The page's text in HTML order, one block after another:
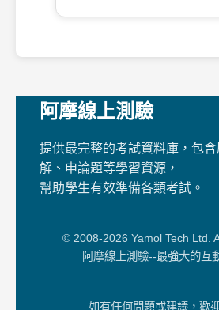
阿摩線上測驗
提供最完整的考試資料庫，包
解、申論題等學習資源，
幫助學生有效準備各類考試。
© 2008-2026 Yamol Tech Ltd.
阿摩線上測驗--最強大的互
如有任何問題或建議，歡